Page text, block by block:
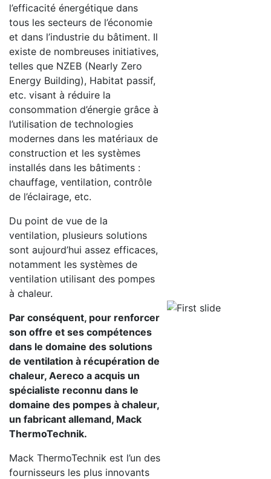
l’efficacité énergétique dans
tous les secteurs de l’économie
et dans l’industrie du bâtiment. Il
existe de nombreuses initiatives,
telles que NZEB (Nearly Zero
Energy Building), Habitat passif,
etc. visant à réduire la
consommation d’énergie grâce à
l’utilisation de technologies
modernes dans les matériaux de
construction et les systèmes
installés dans les bâtiments :
chauffage, ventilation, contrôle
de l’éclairage, etc.
Du point de vue de la
ventilation, plusieurs solutions
sont aujourd’hui assez efficaces,
notamment les systèmes de
ventilation utilisant des pompes
à chaleur.
Par conséquent, pour renforcer
son offre et ses compétences
dans le domaine des solutions
de ventilation à récupération de
chaleur, Aereco a acquis un
spécialiste reconnu dans le
domaine des pompes à chaleur,
un fabricant allemand, Mack
ThermoTechnik.
Mack ThermoTechnik est l’un des
fournisseurs les plus innovants
Previous